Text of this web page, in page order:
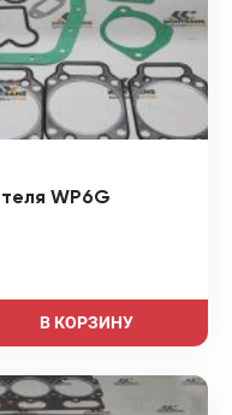
WP6G
В КОРЗИНУ